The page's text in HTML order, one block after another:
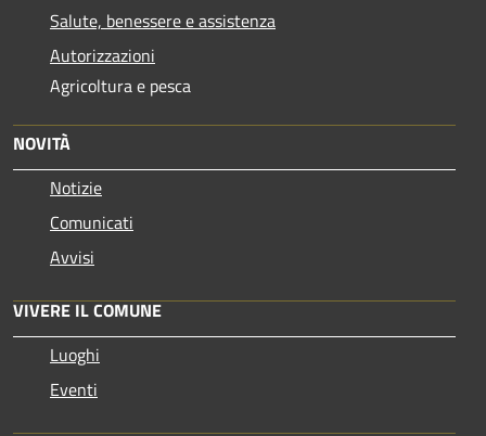
Salute, benessere e assistenza
Autorizzazioni
Agricoltura e pesca
NOVITÀ
Notizie
Comunicati
Avvisi
VIVERE IL COMUNE
Luoghi
Eventi